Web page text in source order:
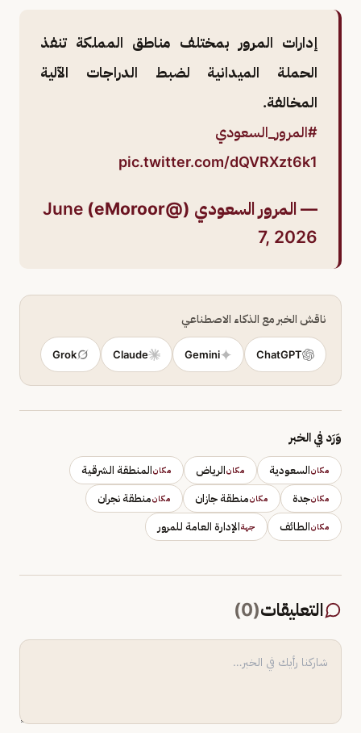
إدارات المرور بمختلف مناطق المملكة تنفذ
الحملة الميدانية لضبط الدراجات الآلية
المخالفة.
#المرور_السعودي
pic.twitter.com/dQVRXzt6k1
— المرور السعودي (@eMoroor)
June
7, 2026
ناقش الخبر مع الذكاء الاصطناعي
ChatGPT
Gemini
Claude
Grok
وَرَد في الخبر
مكانالسعودية مكانالرياض مكانالمنطقة الشرقية
مكانجدة مكانمنطقة جازان مكانمنطقة نجران
مكانالطائف جهةالإدارة العامة للمرور
التعليقات(
0
)